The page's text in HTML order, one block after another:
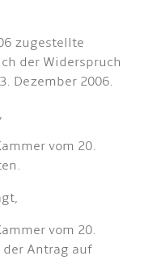
zugestellte
der Widerspruch
Dezember 2006.
vom 20.
vom 20.
der Antrag auf